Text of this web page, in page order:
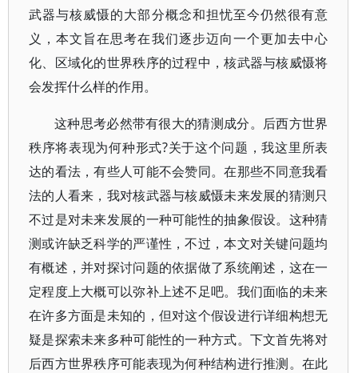
武器与核威慑的大部分概念和担忧至今仍然很有意
义，本文旨在思考在我们逐步迈向一个更加去中心
化、区域化的世界秩序的过程中，核武器与核威慑将
会发挥什么样的作用。
这种思考必然带有很大的猜测成分。后西方世界
秩序将表现为何种形式?关于这个问题，我这里所表
达的看法，有些人可能不会赞同。在那些不同意我看
法的人看来，我对核武器与核威慑未来发展的猜测只
不过是对未来发展的一种可能性的抽象假设。这种猜
测或许缺乏科学的严谨性，不过，本文对关键问题均
有概述，并对探讨问题的依据做了系统阐述，这在一
定程度上大概可以弥补上述不足吧。我们面临的未来
在许多方面是未知的，但对这个假设进行详细构想无
疑是探索未来多种可能性的一种方式。下文首先将对
后西方世界秩序可能表现为何种结构进行推测。在此